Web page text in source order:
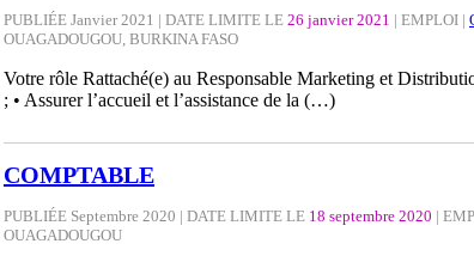
PUBLIÉE Janvier 2021 | DATE LIMITE LE 26 janvier 2021 | EMPLOI |
OUAGADOUGOU, BURKINA FASO
Votre rôle Rattaché(e) au Responsable Marketing et
; • Assurer l’accueil et l’assistance de la (…)
COMPTABLE
PUBLIÉE Septembre 2020 | DATE LIMITE LE 18 septembre 2020 |
OUAGADOUGOU